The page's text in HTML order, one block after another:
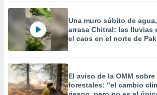
Una muro súbito de
arrasa Chitral: las lluvias
el caos en el norte de
El aviso de la OMM
forestales: "el cambio